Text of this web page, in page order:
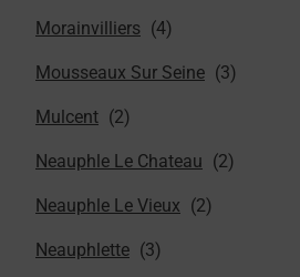
Morainvilliers
Mousseaux Sur Seine
Mulcent
Neauphle Le Chateau
Neauphle Le Vieux
Neauphlette